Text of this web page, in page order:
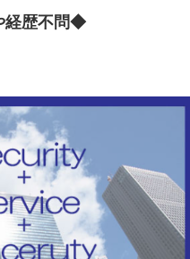
経歴不問◆